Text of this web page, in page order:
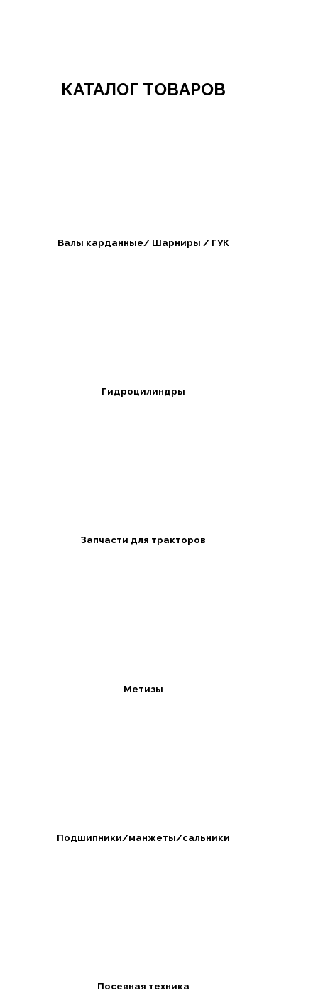
КАТАЛОГ ТОВАРОВ
Валы карданные/ Шарниры / ГУК
Гидроцилиндры
Запчасти для тракторов
Метизы
Подшипники/манжеты/сальники
Посевная техника